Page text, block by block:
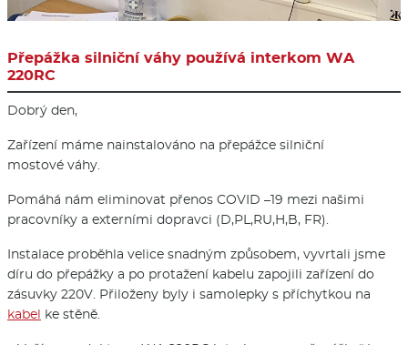
Přepážka silniční váhy používá interkom WA
220RC
Dobrý den,
Zařízení máme nainstalováno na přepážce silniční
mostové váhy.
Pomáhá nám eliminovat přenos COVID –19 mezi našimi
pracovníky a externími dopravci (D,PL,RU,H,B, FR).
Instalace proběhla velice snadným způsobem, vyvrtali jsme
díru do přepážky a po protažení kabelu zapojili zařízení do
zásuvky 220V. Přiloženy byly i samolepky s příchytkou na
kabel ke stěně.